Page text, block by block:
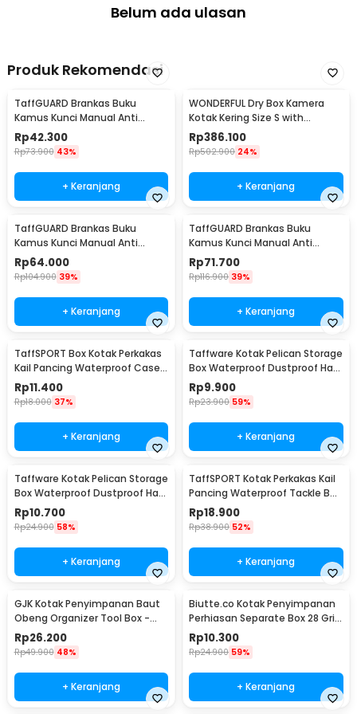
Belum ada ulasan
Produk Rekomendasi
TaffGUARD Brankas Buku
Kamus Kunci Manual Anti
Maling Hidden Safe Box Kecil -
KB-10L
Rp42.300
Rp73.900 43%
+ Keranjang
WONDERFUL Dry Box Kamera
Kotak Kering Size S with
Dehumidifier - DB-2820
Rp386.100
Rp502.900 24%
+ Keranjang
TaffGUARD Brankas Buku
Kamus Kunci Manual Anti
Maling Hidden Safe Box Sedang
- KB-10L
Rp64.000
Rp104.900 39%
+ Keranjang
TaffGUARD Brankas Buku
Kamus Kunci Manual Anti
Maling Hidden Safe Box Besar -
KB-10L
Rp71.700
Rp116.900 39%
+ Keranjang
TaffSPORT Box Kotak Perkakas
Kail Pancing Waterproof Case -
Q041
Rp11.400
Rp18.000 37%
+ Keranjang
Taffware Kotak Pelican Storage
Box Waterproof Dustproof Hard
Case ABS S - G10/J020
Rp9.900
Rp23.900 59%
+ Keranjang
Taffware Kotak Pelican Storage
Box Waterproof Dustproof Hard
Case ABS L - G10/J020
Rp10.700
Rp24.900 58%
+ Keranjang
TaffSPORT Kotak Perkakas Kail
Pancing Waterproof Tackle Box
12 Grid - MCC01
Rp18.900
Rp38.900 52%
+ Keranjang
GJK Kotak Penyimpanan Baut
Obeng Organizer Tool Box -
Z20
Rp26.200
Rp49.900 48%
+ Keranjang
Biutte.co Kotak Penyimpanan
Perhiasan Separate Box 28 Grid
- SN-14
Rp10.300
Rp24.900 59%
+ Keranjang